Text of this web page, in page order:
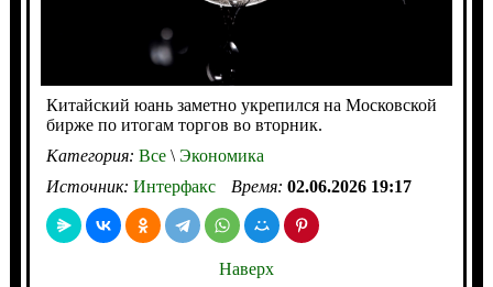
Китайский юань заметно укрепился на Московской
бирже по итогам торгов во вторник.
Категория: Все\Экономика
Источник: Интерфакс Время: 02.06.2026 19:17
Наверх